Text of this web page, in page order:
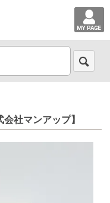
社マンアップ】